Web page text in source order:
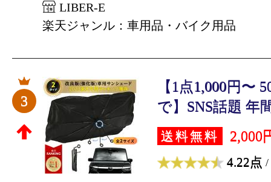
LIBER-E
楽天ジャンル：車用品・バイク用品
3
【1点1,000円〜
で】SNS話題 年
送料無料 2,000
4.22点 /